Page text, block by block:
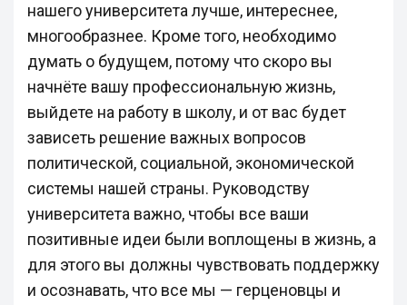
нашего университета лучше, интереснее,
многообразнее. Кроме того, необходимо
думать о будущем, потому что скоро вы
начнёте вашу профессиональную жизнь,
выйдете на работу в школу, и от вас будет
зависеть решение важных вопросов
политической, социальной, экономической
системы нашей страны. Руководству
университета важно, чтобы все ваши
позитивные идеи были воплощены в жизнь, а
для этого вы должны чувствовать поддержку
и осознавать, что все мы — герценовцы и